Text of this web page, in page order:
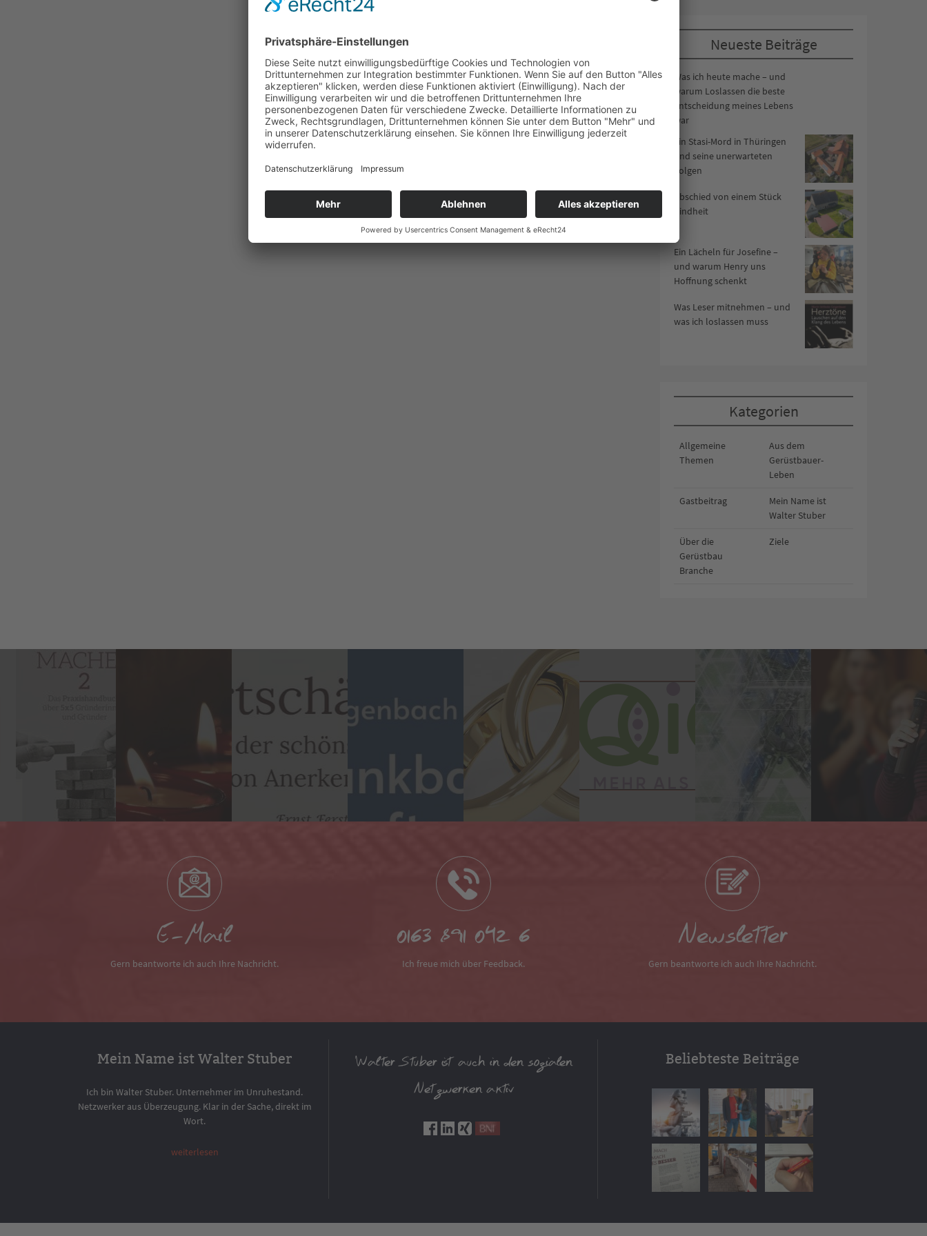
Neueste Beiträge
Was ich heute mache – und
warum Loslassen die beste
Entscheidung meines Lebens
war
Ein Stasi-Mord in Thüringen
und seine unerwarteten
Folgen
Abschied von einem Stück
Kindheit
Ein Lächeln für Josefine –
und warum Henry uns
Hoffnung schenkt
Was Leser mitnehmen – und
was ich loslassen muss
Kategorien
Allgemeine
Themen
Aus dem
Gerüstbauer-
Leben
Gastbeitrag
Mein Name ist
Walter Stuber
Über die
Gerüstbau
Branche
Ziele
E-Mail
Gern beantworte ich auch Ihre Nachricht.
0163 891 042 6
Ich freue mich über Feedback.
Newsletter
Gern beantworte ich auch Ihre Nachricht.
Mein Name ist Walter Stuber
Ich bin Walter Stuber. Unternehmer im Unruhestand.
Netzwerker aus Überzeugung. Klar in der Sache, direkt im
Wort.
weiterlesen
Walter Stuber ist auch in den sozialen
Netzwerken aktiv
Beliebteste Beiträge